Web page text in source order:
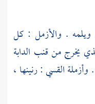
ويلمه . والأزمل : كل
يخرج من قنب الدابة
القسي : رنينها ،